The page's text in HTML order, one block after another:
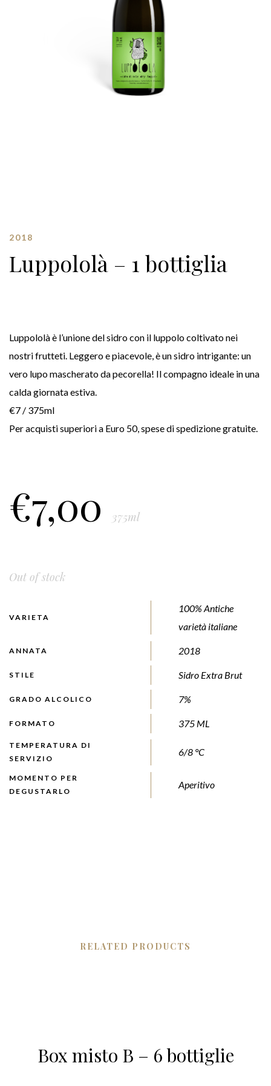
2018
Luppololà – 1 bottiglia
Luppololà è l’unione del sidro con il luppolo coltivato nei
nostri frutteti. Leggero e piacevole, è un sidro intrigante: un
vero lupo mascherato da pecorella! Il compagno ideale in una
calda giornata estiva.
€7 / 375ml
Per acquisti superiori a Euro 50, spese di spedizione gratuite.
€7,00 375ml
Out of stock
VARIETA
100% Antiche
varietà italiane
ANNATA 2018
STILE Sidro Extra Brut
GRADO ALCOLICO 7%
FORMATO 375 ML
TEMPERATURA DI
SERVIZIO
6/8 °C
MOMENTO PER
DEGUSTARLO
Aperitivo
RELATED PRODUCTS
Box misto B – 6 bottiglie